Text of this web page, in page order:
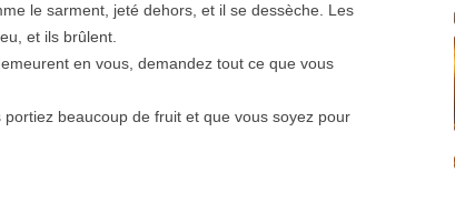
le sarment, jeté dehors, et il se dessèche. Les
et ils brûlent.
en vous, demandez tout ce que vous
beaucoup de fruit et que vous soyez pour